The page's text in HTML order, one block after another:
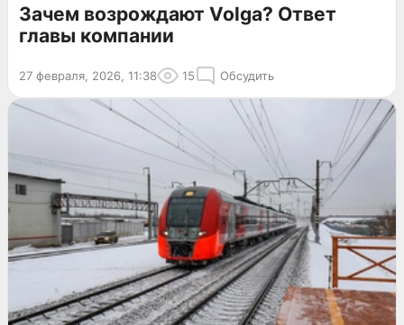
Зачем возрождают Volga? Ответ
главы компании
27 февраля, 2026, 11:38 15 Обсудить